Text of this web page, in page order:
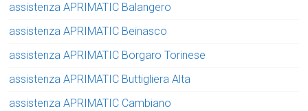
assistenza APRIMATIC Balangero
assistenza APRIMATIC Beinasco
assistenza APRIMATIC Borgaro Torinese
assistenza APRIMATIC Buttigliera Alta
assistenza APRIMATIC Cambiano